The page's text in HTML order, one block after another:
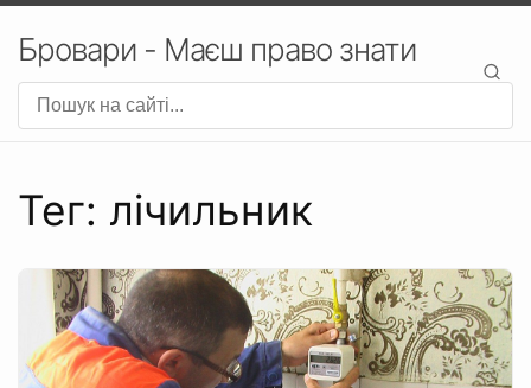
Бровари - Маєш право знати
Тег: лічильник